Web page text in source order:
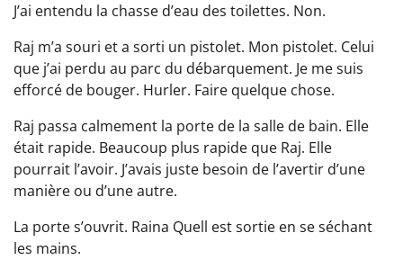
J’ai entendu la chasse d’eau des toilettes. Non.
Raj m’a souri et a sorti un pistolet. Mon pistolet. Celui
que j’ai perdu au parc du débarquement. Je me suis
efforcé de bouger. Hurler. Faire quelque chose.
Raj passa calmement la porte de la salle de bain. Elle
était rapide. Beaucoup plus rapide que Raj. Elle
pourrait l’avoir. J’avais juste besoin de l’avertir d’une
manière ou d’une autre.
La porte s’ouvrit. Raina Quell est sortie en se séchant
les mains.